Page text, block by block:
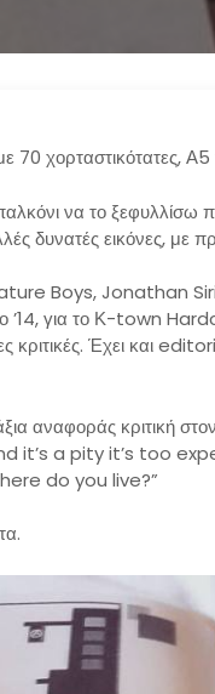
χορταστικότατες, Α5
να το ξεφυλλίσω
δυνατές εικόνες,
Boys, Jonathan
για το Κ-town
κριτικές. Έχει και
αναφοράς κριτική
it’s a pity it’s too
do you live?”